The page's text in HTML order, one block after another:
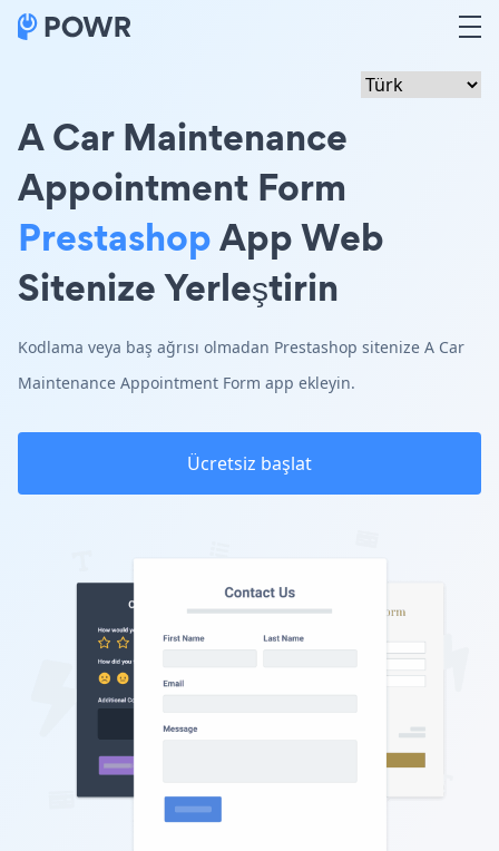
A Car Maintenance
Appointment Form
PrestashopApp Web
Sitenize Yerleştirin
Kodlama veya baş ağrısı olmadan Prestashop sitenize A Car
Maintenance Appointment Form app ekleyin.
Ücretsiz başlat